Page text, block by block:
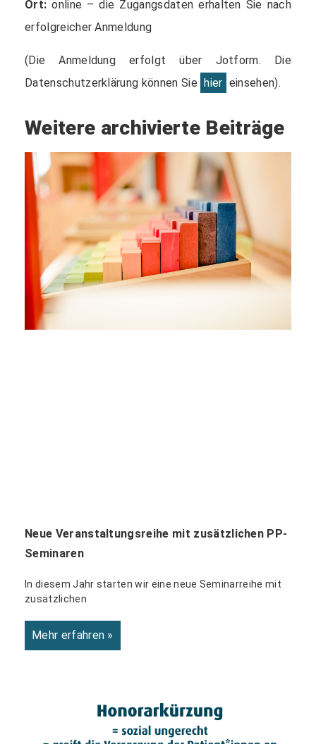
Ort: online – die Zugangsdaten erhalten Sie nach
erfolgreicher Anmeldung
(Die Anmeldung erfolgt über Jotform. Die
Datenschutzerklärung können Sie hier einsehen).
Weitere archivierte Beiträge
Neue Veranstaltungsreihe mit zusätzlichen PP-
Seminaren
In diesem Jahr starten wir eine neue Seminarreihe mit
zusätzlichen
Mehr erfahren »